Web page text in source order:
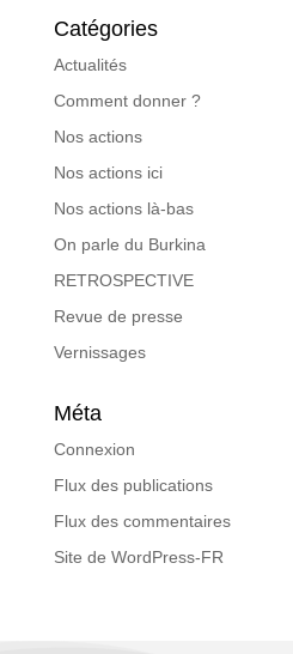
Catégories
Actualités
Comment donner ?
Nos actions
Nos actions ici
Nos actions là-bas
On parle du Burkina
RETROSPECTIVE
Revue de presse
Vernissages
Méta
Connexion
Flux des publications
Flux des commentaires
Site de WordPress-FR